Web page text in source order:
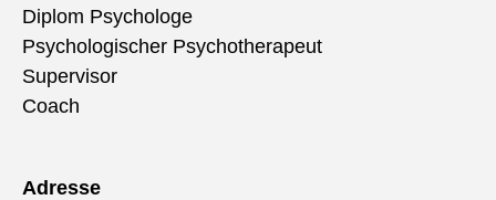
Diplom Psychologe
Psychologischer Psychotherapeut
Supervisor
Coach
Adresse